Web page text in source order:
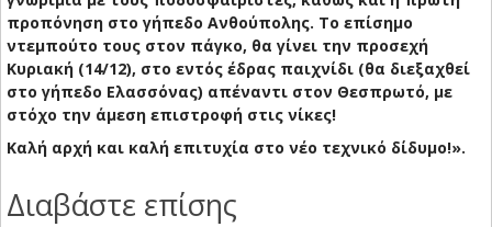
προπόνηση στο γήπεδο Ανθούπολης. Το επίσημο
ντεμπούτο τους στον πάγκο, θα γίνει την προσεχή
Κυριακή (14/12), στο εντός έδρας παιχνίδι (θα διεξαχθεί
στο γήπεδο Ελασσόνας) απέναντι στον Θεσπρωτό, με
στόχο την άμεση επιστροφή στις νίκες!
Καλή αρχή και καλή επιτυχία στο νέο τεχνικό δίδυμο!».
Διαβάστε επίσης